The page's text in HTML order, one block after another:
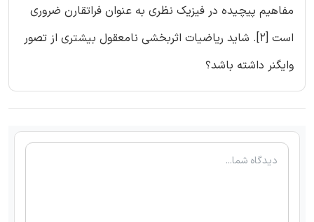
مفاهیم پیچیده در فیزیک نظری به عنوان فراتقارن ضروری
است [2]. شاید ریاضیات اثربخشی نامعقول بیشتری از تصور
وایگنر داشته باشد؟